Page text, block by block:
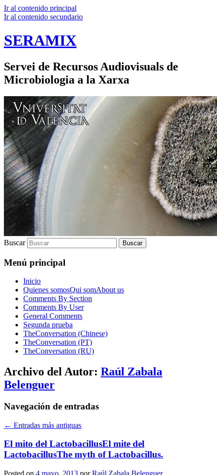
Ir al contenido principal
Ir al contenido secundario
SERAMIX
Servei de Recursos Audiovisuals de
Microbiologia a la Xarxa
Buscar
Menú principal
Inicio
Quienes somosQui somAbout us
Comments By Section
Comments By User
General Comments
Segunda prueba
TheConversation (Chinese)
TheConversation (PT)
TheConversation (RU)
Archivo del Autor: Raúl Zabala
Belenguer
Navegación de entradas
← Entradas más antiguas
El mito del LactobacillusEl mite del
LactobacillusThe myth of Lactobacillus.